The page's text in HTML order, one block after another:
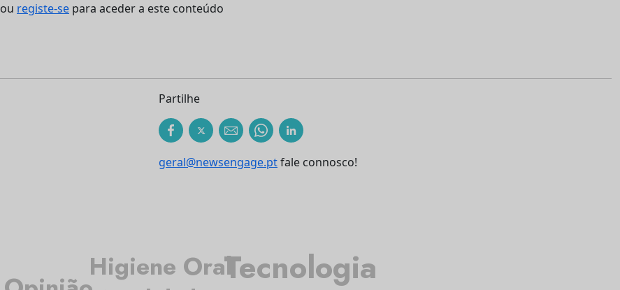
ou registe-se para aceder a este conteúdo
Partilhe
geral@newsengage.ptfale connosco!
Higiene OralTecnologia